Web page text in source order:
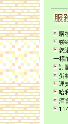
購
聯
您
一樣
訂
蛋
運
哈
酒